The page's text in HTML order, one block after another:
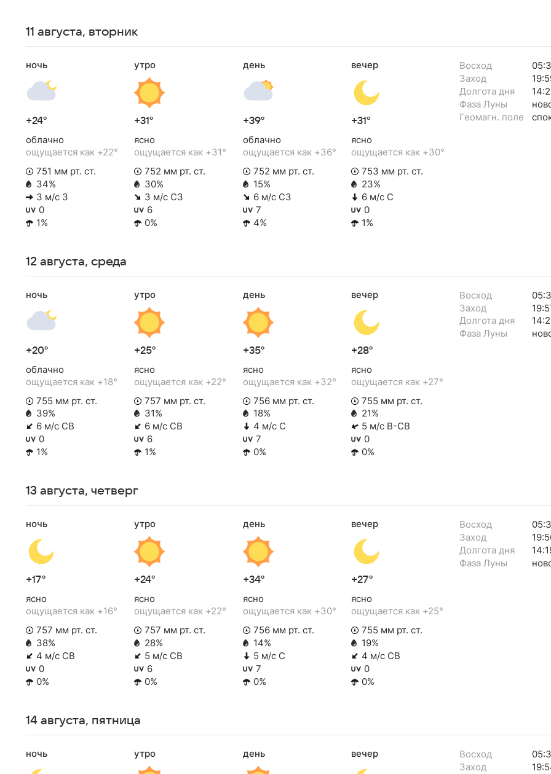
11 августа, вторник
ночь
+24°
облачно
ощущается как +22°
751 мм рт. ст.
34%
3 м/с З
0
1%
утро
+31°
ясно
ощущается как +31°
752 мм рт. ст.
30%
3 м/с СЗ
6
0%
день
+39°
облачно
ощущается как +36°
752 мм рт. ст.
15%
6 м/с СЗ
7
4%
вечер
+31°
ясно
ощущается как +30°
753 мм рт. ст.
23%
6 м/с С
0
1%
Восход
Заход
Долгота дня
Фаза Луны
Геомагн. поле
12 августа, среда
ночь
+20°
облачно
ощущается как +18°
755 мм рт. ст.
39%
6 м/с СВ
0
1%
утро
+25°
ясно
ощущается как +22°
757 мм рт. ст.
31%
6 м/с СВ
6
1%
день
+35°
ясно
ощущается как +32°
756 мм рт. ст.
18%
4 м/с С
7
0%
вечер
+28°
ясно
ощущается как +27°
755 мм рт. ст.
21%
5 м/с В-СВ
0
0%
Восход
Заход
Долгота дня
Фаза Луны
13 августа, четверг
ночь
+17°
ясно
ощущается как +16°
757 мм рт. ст.
38%
4 м/с СВ
0
0%
утро
+24°
ясно
ощущается как +22°
757 мм рт. ст.
28%
5 м/с СВ
6
0%
день
+34°
ясно
ощущается как +30°
756 мм рт. ст.
14%
5 м/с С
7
0%
вечер
+27°
ясно
ощущается как +25°
755 мм рт. ст.
19%
4 м/с СВ
0
0%
Восход
Заход
Долгота дня
Фаза Луны
14 августа, пятница
ночь утро день вечер Восход
Заход